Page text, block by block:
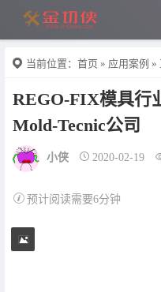
当前位置： 首页 » 应用案例 »
REGO-FIX模具行
Mold-Tecnic公司
小侠 2020-02-19
预计阅读需要6分钟